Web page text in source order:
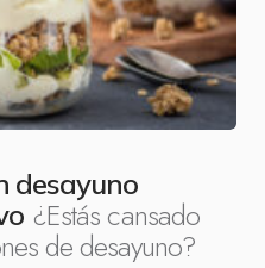
desayuno
¿Estás cansado
de desayuno?